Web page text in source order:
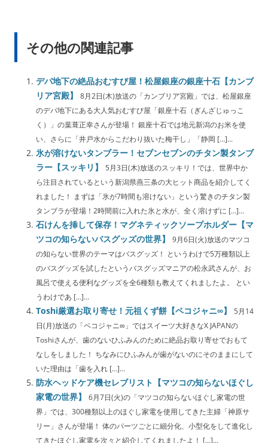
その他の関連記事
デパ地下の絶品おむすび屋！松屋銀座の銀座十石【カンブ
リア宮殿】
8月2日(木)放送の「カンブリア宮殿」では、松屋銀座
のデパ地下にある大人気おむすび屋「銀座十石（ぎんざじゅっこ
く）」の葉葺正幸さんが登場！ 銀座十石では地元新潟のお米を使
い、さらに「井戸水からこだわり抜いた梅干し」「静岡 […]...
氷が溶けないタンブラー！セブンセブンのチタン製タンブ
ラー【スッキリ】
5月3日(木)放送のスッキリ！では、世界中か
ら注目されているという新潟県燕三条の大ヒット商品を紹介してく
れました！ まずは「氷が7時間も溶けない」という驚きのチタン製
タンブラが登場！2時間前に入れた氷と水が、全く溶けずに […]...
石けんを挿して保存！マグネティックソープホルダー【マ
ツコの知らないバスグッズの世界】
9月6日(火)放送のマツコ
の知らない世界のテーマはバスグッズ！ というわけで5万種類以上
のバスグッズを試したというバスグッズマニアの松永武さんが、お
風呂で使える便利なグッズを全6種類も教えてくれましたよ。 とい
うわけであ […]...
Toshi厳選お取り寄せ！元祖くず餅【ペコジャニ∞】
5月14
日(月)放送の「ペコジャニ∞」ではスイーツ大好きなX JAPANの
Toshiさんが、歯のないひふみんのために絶品お取り寄せでおもて
なしをしました！ ちなみにひふみんが歯がないのにそのままにして
いた理由は「歯を入れ […]...
防水ヘッドケア機セレブリスト【マツコの知らないほぐし
家電の世界】
6月7日(火)の「マツコの知らないほぐし家電の世
界」では、300種類以上のほぐし家電を使用してきた主婦「神原サ
リー」さんが登場！ 体のパーツごとに細分化、小型化をして進化し
てきたほぐし家電を次々と紹介してくれましたよ！ […]...